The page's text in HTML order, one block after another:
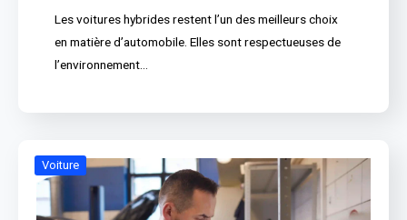
Les voitures hybrides restent l’un des meilleurs choix
en matière d’automobile. Elles sont respectueuses de
l’environnement…
Voiture